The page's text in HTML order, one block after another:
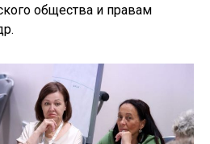
общества и правам